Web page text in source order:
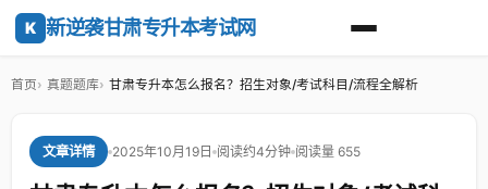
K 新逆袭甘肃专升本考试网
首页 真题题库 甘肃专升本怎么报名？招生对象/考试科目/流程全解析
文章详情 2025年10月19日 阅读约4分钟 阅读量 655